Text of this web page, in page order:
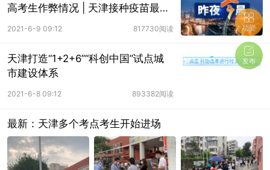
高考生作弊情况 | 天津接种疫苗最新
817730阅读
2021-6-9 09:12
天津打造“1+2+6”“科创中国”试点城
市建设体系
893382阅读
2021-6-8 09:12
最新：天津多个考点考生开始进场
功能
发布